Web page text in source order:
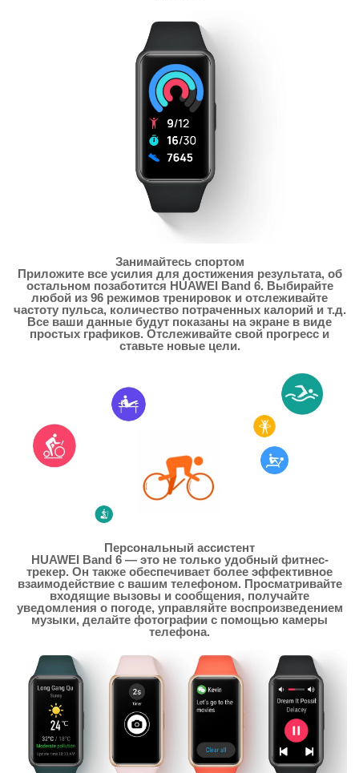
Занимайтесь спортом
Приложите все усилия для достижения результата, об
остальном позаботится HUAWEI Band 6. Выбирайте
любой из 96 режимов тренировок и отслеживайте
частоту пульса, количество потраченных калорий и т.д.
Все ваши данные будут показаны на экране в виде
простых графиков. Отслеживайте свой прогресс и
ставьте новые цели.
Персональный ассистент
HUAWEI Band 6 — это не только удобный фитнес-
трекер. Он также обеспечивает более эффективное
взаимодействие с вашим телефоном. Просматривайте
входящие вызовы и сообщения, получайте
уведомления о погоде, управляйте воспроизведением
музыки, делайте фотографии с помощью камеры
телефона.